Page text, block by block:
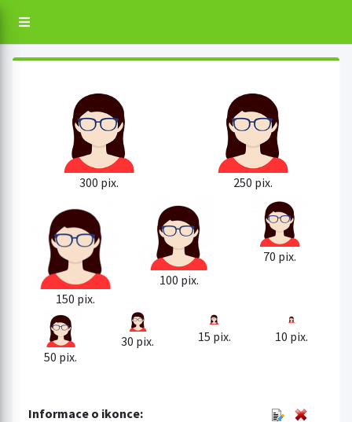
300 pix. 250 pix.
150 pix.
100 pix.
70 pix.
50 pix.
30 pix. 15 pix. 10 pix.
Informace o ikonce: